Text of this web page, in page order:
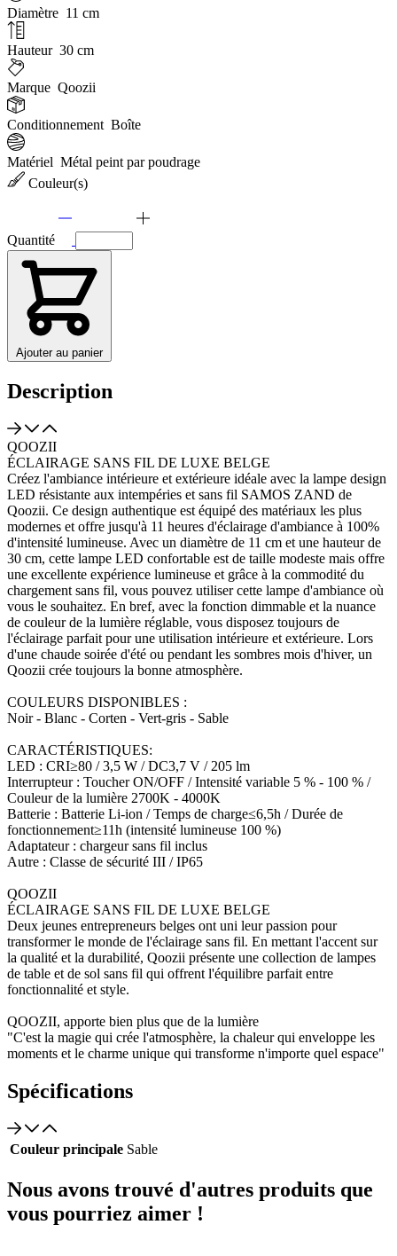
Diamètre 11 cm
Hauteur 30 cm
Marque Qoozii
Conditionnement Boîte
Matériel Métal peint par poudrage
Couleur(s)
Quantité
Ajouter au panier
Description
QOOZII
ÉCLAIRAGE SANS FIL DE LUXE BELGE
Créez l'ambiance intérieure et extérieure idéale avec la lampe design
LED résistante aux intempéries et sans fil SAMOS ZAND de
Qoozii. Ce design authentique est équipé des matériaux les plus
modernes et offre jusqu'à 11 heures d'éclairage d'ambiance à 100%
d'intensité lumineuse. Avec un diamètre de 11 cm et une hauteur de
30 cm, cette lampe LED confortable est de taille modeste mais offre
une excellente expérience lumineuse et grâce à la commodité du
chargement sans fil, vous pouvez utiliser cette lampe d'ambiance où
vous le souhaitez. En bref, avec la fonction dimmable et la nuance
de couleur de la lumière réglable, vous disposez toujours de
l'éclairage parfait pour une utilisation intérieure et extérieure. Lors
d'une chaude soirée d'été ou pendant les sombres mois d'hiver, un
Qoozii crée toujours la bonne atmosphère.
COULEURS DISPONIBLES :
Noir - Blanc - Corten - Vert-gris - Sable
CARACTÉRISTIQUES:
LED : CRI≥80 / 3,5 W / DC3,7 V / 205 lm
Interrupteur : Toucher ON/OFF / Intensité variable 5 % - 100 % /
Couleur de la lumière 2700K - 4000K
Batterie : Batterie Li-ion / Temps de charge≤6,5h / Durée de
fonctionnement≥11h (intensité lumineuse 100 %)
Adaptateur : chargeur sans fil inclus
Autre : Classe de sécurité III / IP65
QOOZII
ÉCLAIRAGE SANS FIL DE LUXE BELGE
Deux jeunes entrepreneurs belges ont uni leur passion pour
transformer le monde de l'éclairage sans fil. En mettant l'accent sur
la qualité et la durabilité, Qoozii présente une collection de lampes
de table et de sol sans fil qui offrent l'équilibre parfait entre
fonctionnalité et style.
QOOZII, apporte bien plus que de la lumière
"C'est la magie qui crée l'atmosphère, la chaleur qui enveloppe les
moments et le charme unique qui transforme n'importe quel espace"
Spécifications
Couleur principale Sable
Nous avons trouvé d'autres produits que
vous pourriez aimer !